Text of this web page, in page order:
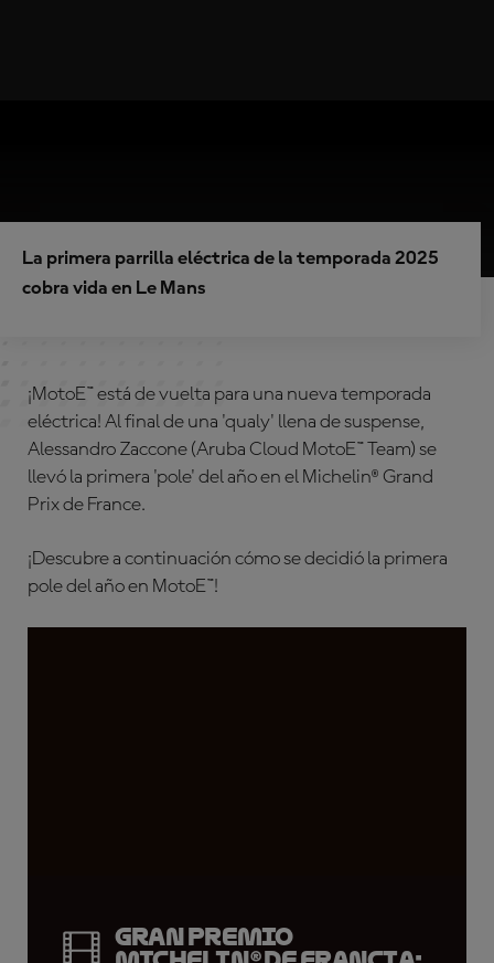
La primera parrilla eléctrica de la temporada 2025
cobra vida en Le Mans
¡MotoE™ está de vuelta para una nueva temporada
eléctrica! Al final de una 'qualy' llena de suspense,
Alessandro Zaccone (Aruba Cloud MotoE™ Team) se
llevó la primera 'pole' del año en el Michelin® Grand
Prix de France.
¡Descubre a continuación cómo se decidió la primera
pole del año en MotoE™!
Gran Premio